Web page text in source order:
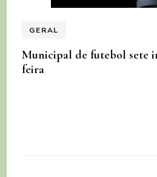
GERAL
Municipal de futebol sete
feira